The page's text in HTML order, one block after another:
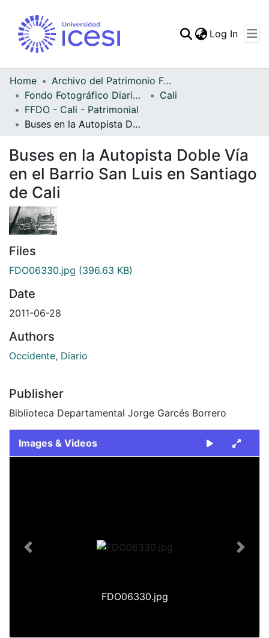
Statistics
Log In
Home
Archivo del Patrimonio Fotográfico y Fílmico del Valle del Cauca
Fondo Fotográfico Diario Occidente
Cali
FFDO - Cali - Patrimonial
Buses en la Autopista Doble Vía en el Barrio San Luis en Santiago de Cali
Buses en la Autopista Doble Vía
en el Barrio San Luis en Santiago
de Cali
Files
FDO06330.jpg (396.63 KB)
Date
2011-06-28
Authors
Occidente, Diario
Publisher
Biblioteca Departamental Jorge Garcés Borrero
Images & Videos
FDO06330.jpg
Previous Next